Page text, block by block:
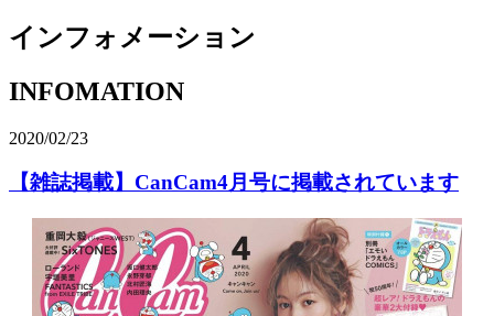
インフォメーション
INFOMATION
2020/02/23
【雑誌掲載】CanCam4月号に掲載されています